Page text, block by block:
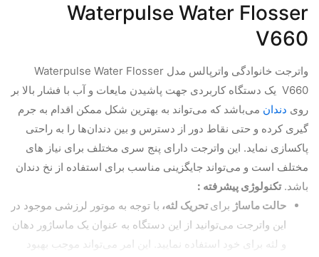
Waterpulse Water Flosser
V660
واترجت خانوادگی واترپالس مدل Waterpulse Water Flosser
V660 یک دستگاه کاربردی جهت پاشیدن مایعات و آب با فشار بالا بر
روی دندان می‌باشد که می‌تواند به بهترین شکل ممکن اقدام به جرم
گیری کرده و حتی نقاط دور از دسترس و بین دندان‌ها را به راحتی
پاکسازی نماید. این واترجت دارای پنج سری مختلف برای نیاز های
مختلف است و می‌تواند جایگزینی مناسب برای استفاده از نخ دندان
باشد.تکنولوژی پیشرفته :
حالت ماساژ برایتحریک لثه، با توجه به موتور لرزشی موجود در
این واترجت می‌توانید از این دستگاه به عنوان یک ماساژور دهان
و لثه برای خود استفاده نمایید. این امر می‌تواند موجب بهبود